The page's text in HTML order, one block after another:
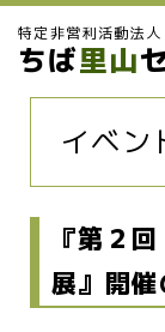
特定非営利活動法人
ちば里山
イベン
『第２
展』開